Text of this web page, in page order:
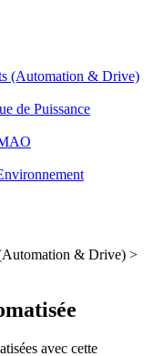
(Automation & Drive)
de Puissance
& Drive) >
avec cette